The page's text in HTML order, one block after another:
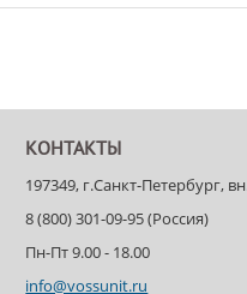
КОНТАКТЫ
197349, г.Санкт-Петербург,
8 (800) 301-09-95 (Россия)
Пн-Пт 9.00 - 18.00
info@vossunit.ru